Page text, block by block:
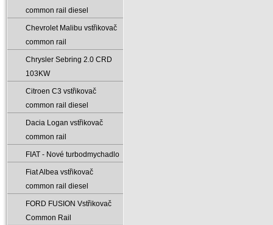
common rail diesel
Chevrolet Malibu vstřikovač
common rail
Chrysler Sebring 2.0 CRD
103KW
Citroen C3 vstřikovač
common rail diesel
Dacia Logan vstřikovač
common rail
FIAT - Nové turbodmychadlo
Fiat Albea vstřikovač
common rail diesel
FORD FUSION Vstřikovač
Common Rail